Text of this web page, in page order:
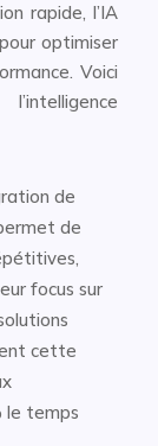
rapide, l’IA
optimiser
Voici
de
de
focus sur
cette
le temps